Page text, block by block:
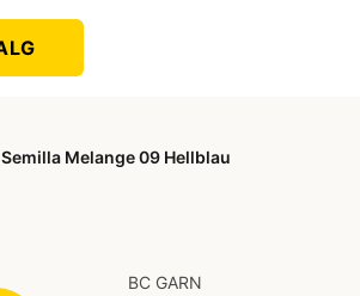
Semilla Melange 09 Hellblau
BC GARN